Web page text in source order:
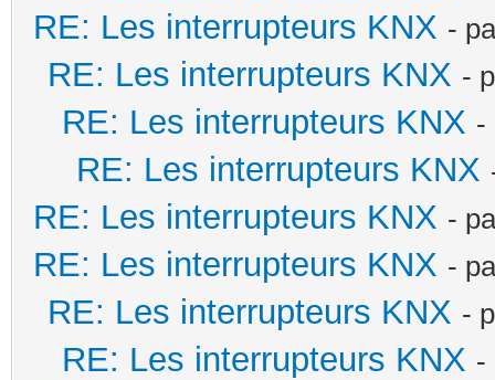
RE: Les interrupteurs KNX -
RE: Les interrupteurs KNX -
RE: Les interrupteurs KNX -
RE: Les interrupteurs KNX
RE: Les interrupteurs KNX -
RE: Les interrupteurs KNX -
RE: Les interrupteurs KNX -
RE: Les interrupteurs KNX -